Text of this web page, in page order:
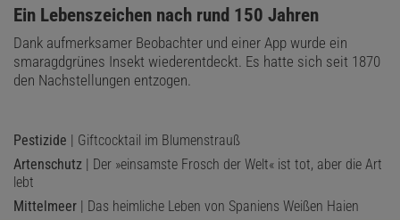
:
Ein Lebenszeichen nach rund 150 Jahren
Dank aufmerksamer Beobachter und einer App wurde ein
smaragdgrünes Insekt wiederentdeckt. Es hatte sich seit 1870
den Nachstellungen entzogen.
Pestizide | Giftcocktail im Blumenstrauß
Artenschutz | Der »einsamste Frosch der Welt« ist tot, aber die Art
lebt
Mittelmeer | Das heimliche Leben von Spaniens Weißen Haien